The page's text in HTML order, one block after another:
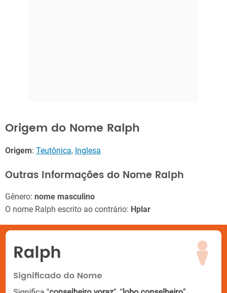
Origem do Nome Ralph
Origem: Teutônica, Inglesa
Outras Informações do Nome Ralph
Gênero: nome masculino
O nome Ralph escrito ao contrário: Hplar